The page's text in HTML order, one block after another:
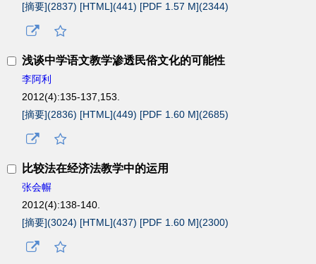
[摘要](2837) [HTML](441) [PDF 1.57 M](2344)
浅谈中学语文教学渗透民俗文化的可能性
李阿利
2012(4):135-137,153.
[摘要](2836) [HTML](449) [PDF 1.60 M](2685)
比较法在经济法教学中的运用
张会幈
2012(4):138-140.
[摘要](3024) [HTML](437) [PDF 1.60 M](2300)